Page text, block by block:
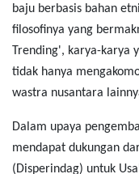
baju berbasis bahan
filosofinya yang
Trending', karya-karya
tidak hanya
wastra nusantara
Dalam upaya
mendapat dukungan
(Disperindag) untuk